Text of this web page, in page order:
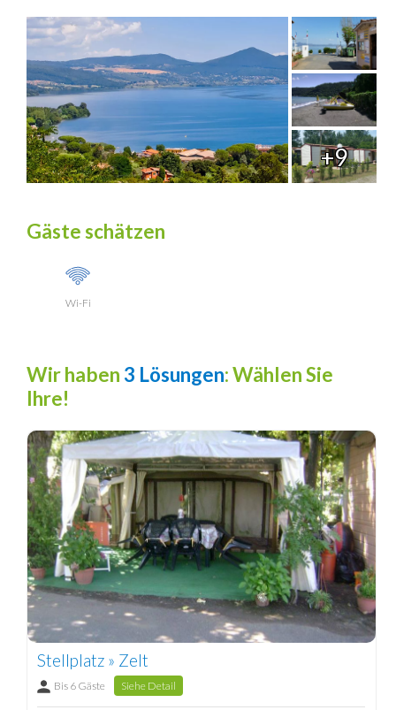
+9
Gäste schätzen
Wi-Fi
Wir haben 3 Lösungen: Wählen Sie
Ihre!
Stellplatz » Zelt
Bis 6 Gäste Siehe Detail